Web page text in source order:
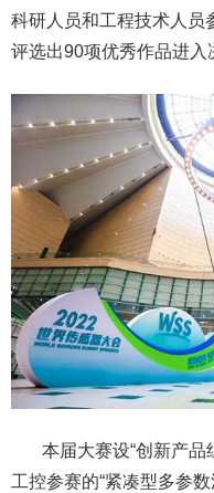
科研人员和工程技术人员
评选出90项优秀作品进入
本届大赛设“创新产品
工控参赛的“紧凑型多参